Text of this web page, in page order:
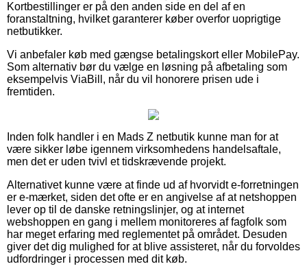
Kortbestillinger er på den anden side en del af en
foranstaltning, hvilket garanterer køber overfor uoprigtige
netbutikker.
Vi anbefaler køb med gængse betalingskort eller MobilePay.
Som alternativ bør du vælge en løsning på afbetaling som
eksempelvis ViaBill, når du vil honorere prisen ude i
fremtiden.
Inden folk handler i en Mads Z netbutik kunne man for at
være sikker løbe igennem virksomhedens handelsaftale,
men det er uden tvivl et tidskrævende projekt.
Alternativet kunne være at finde ud af hvorvidt e-forretningen
er e-mærket, siden det ofte er en angivelse af at netshoppen
lever op til de danske retningslinjer, og at internet
webshoppen en gang i mellem monitoreres af fagfolk som
har meget erfaring med reglementet på området. Desuden
giver det dig mulighed for at blive assisteret, når du forvoldes
udfordringer i processen med dit køb.